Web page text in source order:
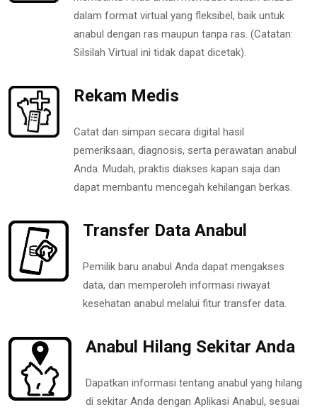
dalam format virtual yang fleksibel, baik untuk
anabul dengan ras maupun tanpa ras. (Catatan:
Silsilah Virtual ini tidak dapat dicetak).
Rekam Medis
Catat dan simpan secara digital hasil
pemeriksaan, diagnosis, serta perawatan anabul
Anda. Mudah, praktis diakses kapan saja dan
dapat membantu mencegah kehilangan berkas.
Transfer Data Anabul
Pemilik baru anabul Anda dapat mengakses
data, dan memperoleh informasi riwayat
kesehatan anabul melalui fitur transfer data.
Anabul Hilang Sekitar Anda
Dapatkan informasi tentang anabul yang hilang
di sekitar Anda dengan Aplikasi Anabul, sesuai